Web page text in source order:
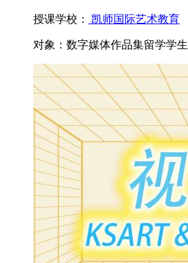
授课学校： 凯师国际艺术教育
对象： 数字媒体作品集留学学生